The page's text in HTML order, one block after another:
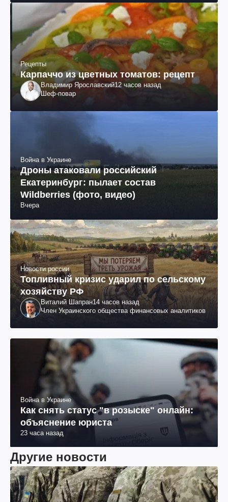
Рецепты
Карпаччо из цветных томатов: рецепт
Владимир Ярославский12 часов назад
Шеф-повар
Война в Украине
Дроны атаковали российский
Екатеринбург: пылает состав
Wildberries (фото, видео)
Вчера
Новости россии
Топливный кризис ударил по сельскому
хозяйству РФ
Виталий Шапран14 часов назад
Член Украинского общества финансовых аналитиков
Война в Украине
Как снять статус "в розыске" онлайн:
объяснение юриста
23 часа назад
Другие новости